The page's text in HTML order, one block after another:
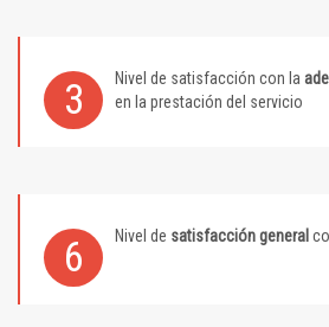
3 Nivel de satisfacción con la
en la prestación del servicio
6 Nivel de satisfacción general